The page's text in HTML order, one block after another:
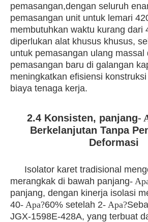
pemasangan,dengan seluruh
pemasangan unit untuk lemari
membutuhkan waktu kurang dari
diperlukan alat khusus khusus,
untuk pemasangan ulang massal
pemasangan baru di galangan
meningkatkan efisiensi
biaya tenaga kerja.
2.4 Konsisten, panjang-
Berkelanjutan Tanpa
Deformasi
Isolator karet tradisional
merangkak di bawah panjang-
panjang, dengan kinerja isolasi
40- Apa?60% setelah 2- Apa?
JGX-1598E-428A, yang terbuat